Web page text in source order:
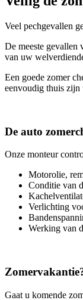
Veel pechgevallen
De meeste gevallen
van uw
Een goede zomer
eenvoudig thuis zijn
De auto
Onze monteur
Motorolie,
Conditie van
Verlichting
Werking van
Gaat u komende